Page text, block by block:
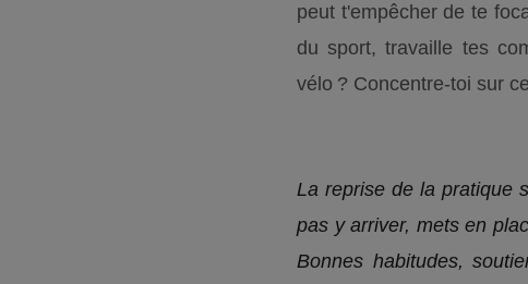
peut t'empêcher de te
du sport, travaille tes
vélo ? Concentre-toi sur
La reprise de la pratique
pas y arriver, mets en
Bonnes habitudes,